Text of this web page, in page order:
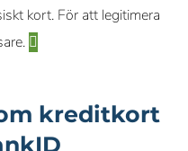
kort. För att legitimera
kreditkort